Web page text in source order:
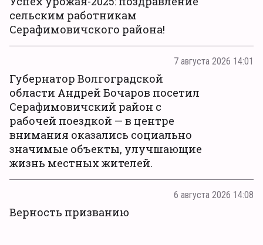
сельским работникам
Серафимовичского района!
7 августа 2026 14:01
Губернатор Волгоградской
области Андрей Бочаров посетил
Серафимовичский район с
рабочей поездкой — в центре
внимания оказались социально
значимые объекты, улучшающие
жизнь местных жителей.
6 августа 2026 14:08
Верность призванию